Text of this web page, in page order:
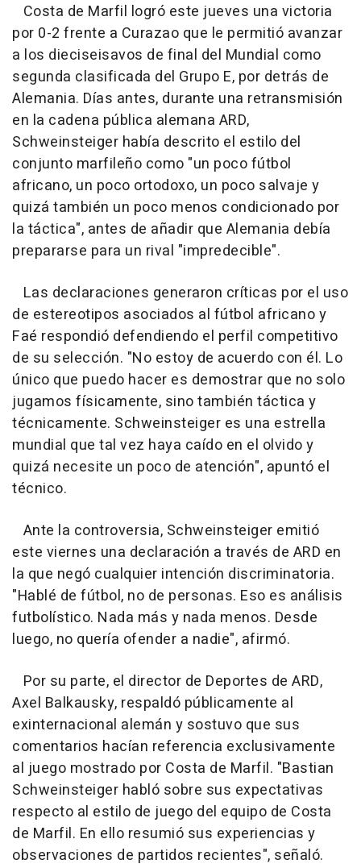
Costa de Marfil logró este jueves una victoria
por 0-2 frente a Curazao que le permitió avanzar
a los dieciseisavos de final del Mundial como
segunda clasificada del Grupo E, por detrás de
Alemania. Días antes, durante una retransmisión
en la cadena pública alemana ARD,
Schweinsteiger había descrito el estilo del
conjunto marfileño como "un poco fútbol
africano, un poco ortodoxo, un poco salvaje y
quizá también un poco menos condicionado por
la táctica", antes de añadir que Alemania debía
prepararse para un rival "impredecible".
Las declaraciones generaron críticas por el uso
de estereotipos asociados al fútbol africano y
Faé respondió defendiendo el perfil competitivo
de su selección. "No estoy de acuerdo con él. Lo
único que puedo hacer es demostrar que no solo
jugamos físicamente, sino también táctica y
técnicamente. Schweinsteiger es una estrella
mundial que tal vez haya caído en el olvido y
quizá necesite un poco de atención", apuntó el
técnico.
Ante la controversia, Schweinsteiger emitió
este viernes una declaración a través de ARD en
la que negó cualquier intención discriminatoria.
"Hablé de fútbol, no de personas. Eso es análisis
futbolístico. Nada más y nada menos. Desde
luego, no quería ofender a nadie", afirmó.
Por su parte, el director de Deportes de ARD,
Axel Balkausky, respaldó públicamente al
exinternacional alemán y sostuvo que sus
comentarios hacían referencia exclusivamente
al juego mostrado por Costa de Marfil. "Bastian
Schweinsteiger habló sobre sus expectativas
respecto al estilo de juego del equipo de Costa
de Marfil. En ello resumió sus experiencias y
observaciones de partidos recientes", señaló.